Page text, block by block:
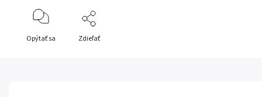
Opýtať sa Zdieľať